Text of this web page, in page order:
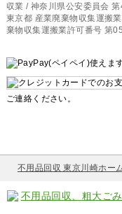
収業 / 神奈川県公安委員会
東京都 産業廃棄物収集運搬
棄物収集運搬業許可番号 第
ご連絡ください。
不用品回収 東京川崎ホー